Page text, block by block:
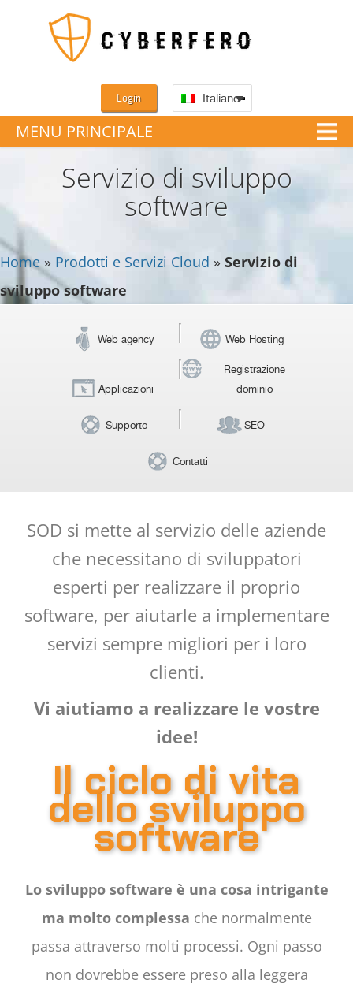
MENU PRINCIPALE
Login Italiano
Servizio di sviluppo
software
Home » Prodotti e Servizi Cloud » Servizio di
sviluppo software
Web agency Web Hosting
Applicazioni
Registrazione
dominio
Supporto SEO
Contatti
SOD si mette al servizio delle aziende
che necessitano di sviluppatori
esperti per realizzare il proprio
software, per aiutarle a implementare
servizi sempre migliori per i loro
clienti.
Vi aiutiamo a realizzare le vostre
idee!
Il ciclo di vita
dello sviluppo
software
Lo sviluppo software è una cosa intrigante
ma molto complessa che normalmente
passa attraverso molti processi. Ogni passo
non dovrebbe essere preso alla leggera